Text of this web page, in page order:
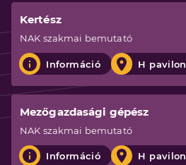
Kertész
NAK szakmai bemutató
Információ H pavilon
Mezőgazdasági gépész
NAK szakmai bemutató
Információ H pavilon